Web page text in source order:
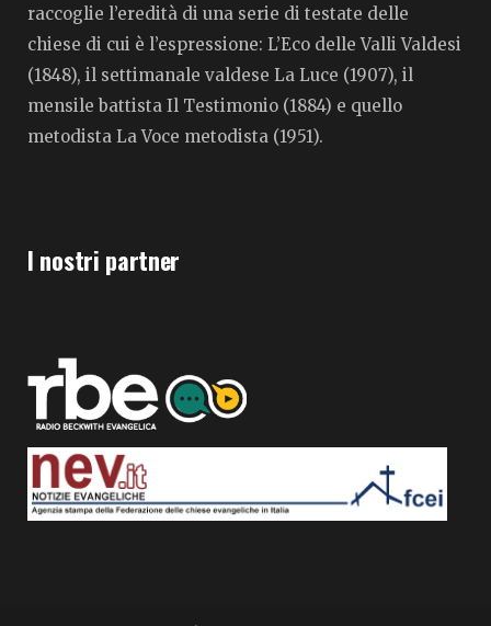
raccoglie l’eredità di una serie di testate delle
chiese di cui è l’espressione: L’Eco delle Valli Valdesi
(1848), il settimanale valdese La Luce (1907), il
mensile battista Il Testimonio (1884) e quello
metodista La Voce metodista (1951).
I nostri partner